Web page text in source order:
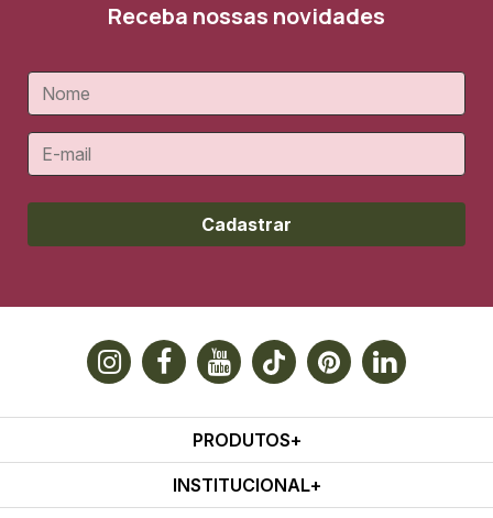
Receba nossas novidades
Cadastrar
PRODUTOS
INSTITUCIONAL